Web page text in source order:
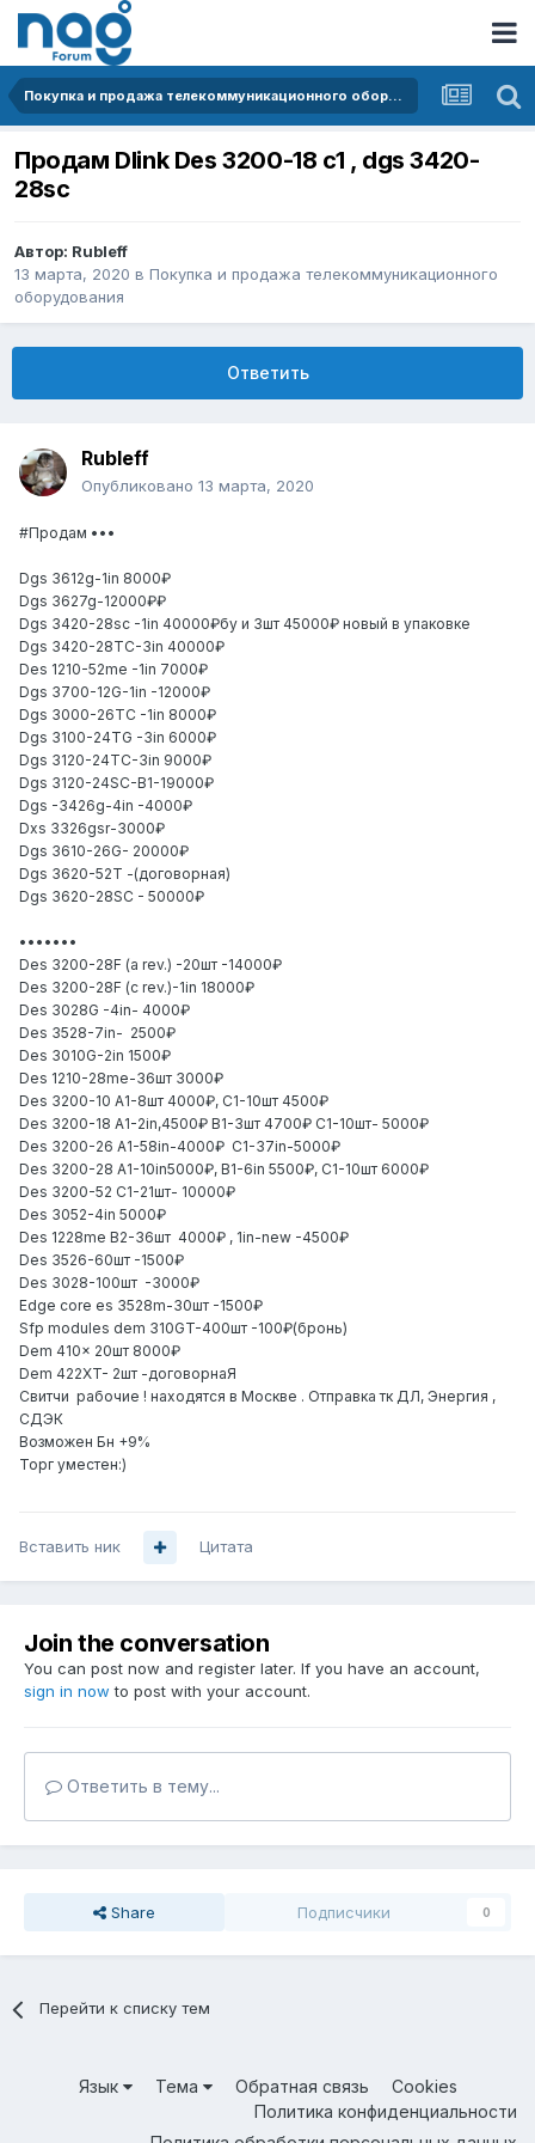
Покупка и продажа телекоммуникационного оборудования
Продам Dlink Des 3200-18 c1 , dgs 3420-
28sc
Автор: Rubleff
13 марта, 2020 в Покупка и продажа телекоммуникационного
оборудования
Ответить
Rubleff
Опубликовано 13 марта, 2020
#Продам •••
Dgs 3612g-1in 8000₽
Dgs 3627g-12000₽₽
Dgs 3420-28sc -1in 40000₽бу и 3шт 45000₽ новый в упаковке
Dgs 3420-28TC-3in 40000₽
Des 1210-52me -1in 7000₽
Dgs 3700-12G-1in -12000₽
Dgs 3000-26TC -1in 8000₽
Dgs 3100-24TG -3in 6000₽
Dgs 3120-24TC-3in 9000₽
Dgs 3120-24SC-B1-19000₽
Dgs -3426g-4in -4000₽
Dxs 3326gsr-3000₽
Dgs 3610-26G- 20000₽
Dgs 3620-52T -(договорная)
Dgs 3620-28SC - 50000₽
•••••••
Des 3200-28F (a rev.) -20шт -14000₽
Des 3200-28F (c rev.)-1in 18000₽
Des 3028G -4in- 4000₽
Des 3528-7in- 2500₽
Des 3010G-2in 1500₽
Des 1210-28me-36шт 3000₽
Des 3200-10 A1-8шт 4000₽, C1-10шт 4500₽
Des 3200-18 A1-2in,4500₽ B1-3шт 4700₽ C1-10шт- 5000₽
Des 3200-26 A1-58in-4000₽ C1-37in-5000₽
Des 3200-28 A1-10in5000₽, B1-6in 5500₽, C1-10шт 6000₽
Des 3200-52 C1-21шт- 10000₽
Des 3052-4in 5000₽
Des 1228me B2-36шт 4000₽ , 1in-new -4500₽
Des 3526-60шт -1500₽
Des 3028-100шт -3000₽
Edge core es 3528m-30шт -1500₽
Sfp modules dem 310GT-400шт -100₽(бронь)
Dem 410x 20шт 8000₽
Dem 422XT- 2шт -договорнаЯ
Свитчи рабочие ! находятся в Москве . Отправка тк ДЛ, Энергия ,
СДЭК
Возможен Бн +9%
Торг уместен:)
Вставить ник Цитата
Join the conversation
You can post now and register later. If you have an account,
sign in now to post with your account.
Ответить в тему...
Share Подписчики 0
Перейти к списку тем
Язык Тема Обратная связь
Cookies
Политика конфиденциальности